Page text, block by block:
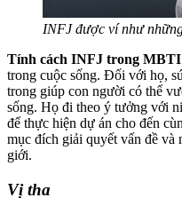
INFJ được ví như
Tính cách INFJ trong MBTI
trong cuộc sống. Đối với họ,
trong giúp con người có thể
sống. Họ đi theo ý tưởng với
để thực hiện dự án cho đến
mục đích giải quyết vấn đề và
giới.
Vị tha